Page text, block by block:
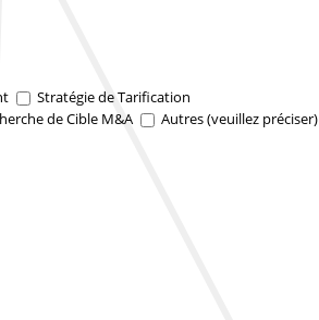
Stratégie de Tarification
de Cible M&A Autres (veuillez préciser)